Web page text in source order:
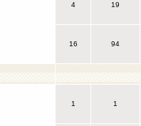
4 19
16 94
1 1